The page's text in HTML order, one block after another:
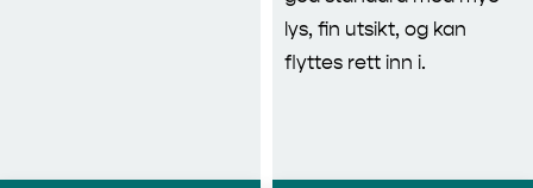
lys, fin utsikt, og kan
flyttes rett inn i.